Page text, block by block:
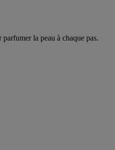
la peau à chaque pas.